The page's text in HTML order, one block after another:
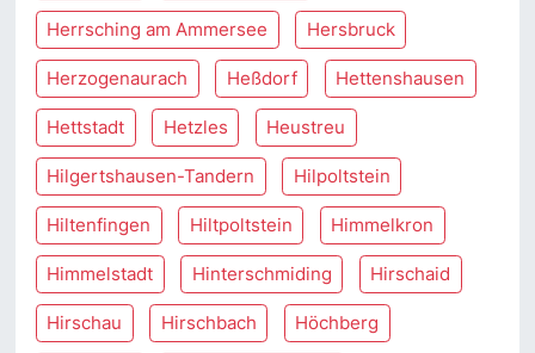
Herrsching am Ammersee Hersbruck
Herzogenaurach Heßdorf Hettenshausen
Hettstadt Hetzles Heustreu
Hilgertshausen-Tandern Hilpoltstein
Hiltenfingen Hiltpoltstein Himmelkron
Himmelstadt Hinterschmiding Hirschaid
Hirschau Hirschbach Höchberg